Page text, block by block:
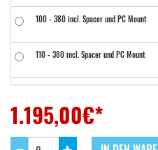
100 - 380 incl. Spacer und PC Mount
110 - 380 incl. Spacer und PC Mount
1.195,00€*